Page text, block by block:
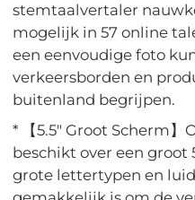
stemtaalvertaler
mogelijk in 57 online
een eenvoudige foto
verkeersborden en
buitenland begrijpen.
* 【5.5" Groot Scherm
beschikt over een groot
grote lettertypen en